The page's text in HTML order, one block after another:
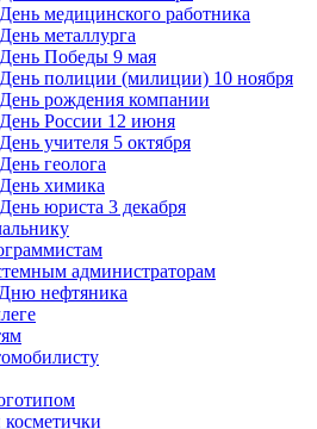
медицинского работника
металлурга
Победы 9 мая
полиции (милиции) 10 ноября
рождения компании
России 12 июня
учителя 5 октября
геолога
химика
юриста 3 декабря
администраторам
нефтяника